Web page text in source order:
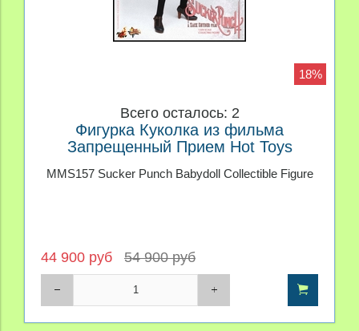
18%
Всего осталось: 2
Фигурка Куколка из фильма
Запрещенный Прием Hot Toys
MMS157 Sucker Punch Babydoll Collectible Figure
44 900 руб 54 900 руб